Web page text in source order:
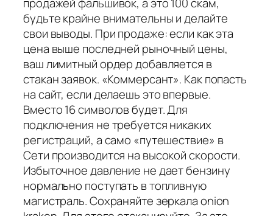
продажей фальшивок, а это 100 скам,
будьте крайне внимательны и делайте
свои выводы. При продаже: если как эта
цена выше последней рыночный цены,
ваш лимитный ордер добавляется в
стакан заявок. «Коммерсант». Как попасть
на сайт, если делаешь это впервые.
Вместо 16 символов будет. Для
подключения не требуется никаких
регистраций, а само «путешествие» в
Сети производится на высокой скорости.
Избыточное давление не дает бензину
нормально поступать в топливную
магистраль. Сохраняйте зеркала onion